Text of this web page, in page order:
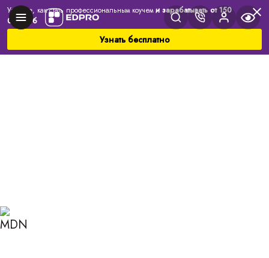
Узнайте, как стать профессиональным коучеми зарабатывать от 150
000 руб
Узнать бесплатно